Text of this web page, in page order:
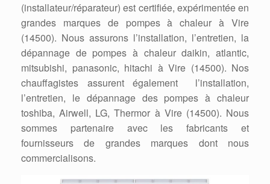
(installateur/réparateur) est certifiée, expérimentée en
grandes marques de pompes à chaleur à Vire
(14500). Nous assurons l’installation, l’entretien, la
dépannage de pompes à chaleur daikin, atlantic,
mitsubishi, panasonic, hitachi à Vire (14500). Nos
chauffagistes assurent également l’installation,
l’entretien, le dépannage des pompes à chaleur
toshiba, Airwell, LG, Thermor à Vire (14500). Nous
sommes partenaire avec les fabricants et
fournisseurs de grandes marques dont nous
commercialisons.